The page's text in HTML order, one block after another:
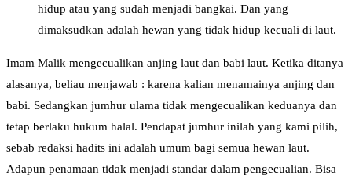
hidup atau yang sudah menjadi bangkai. Dan yang
dimaksudkan adalah hewan yang tidak hidup kecuali di laut.
Imam Malik mengecualikan anjing laut dan babi laut. Ketika ditanya
alasanya, beliau menjawab : karena kalian menamainya anjing dan
babi. Sedangkan jumhur ulama tidak mengecualikan keduanya dan
tetap berlaku hukum halal. Pendapat jumhur inilah yang kami pilih,
sebab redaksi hadits ini adalah umum bagi semua hewan laut.
Adapun penamaan tidak menjadi standar dalam pengecualian. Bisa